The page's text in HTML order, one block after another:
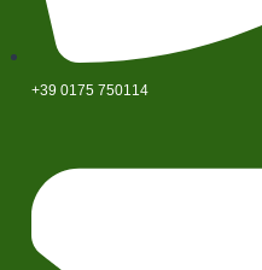
+39 0175 750114